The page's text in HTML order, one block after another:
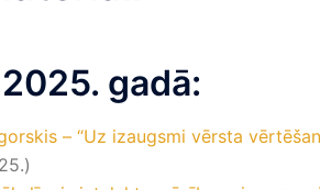
gadā:
– “Uz izaugsmi vērsta